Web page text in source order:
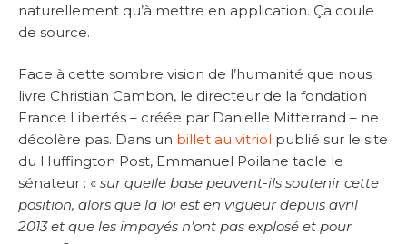
naturellement qu’à mettre en application. Ça coule
de source.
Face à cette sombre vision de l’humanité que nous
livre Christian Cambon, le directeur de la fondation
France Libertés – créée par Danielle Mitterrand – ne
décolère pas. Dans un billet au vitriol publié sur le site
du Huffington Post, Emmanuel Poilane tacle le
sénateur : « sur quelle base peuvent-ils soutenir cette
position, alors que la loi est en vigueur depuis avril
2013 et que les impayés n’ont pas explosé et pour